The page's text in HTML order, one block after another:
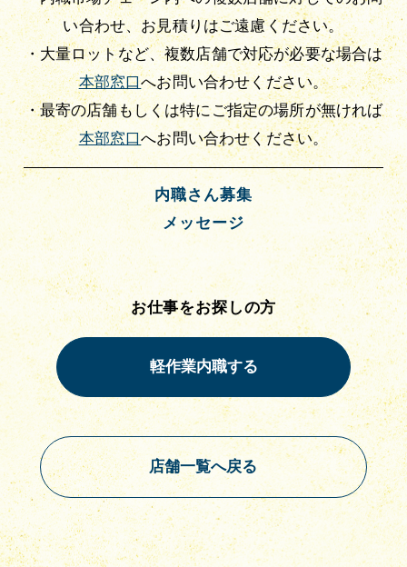
い合わせ、お見積りはご遠慮ください。
・大量ロットなど、複数店舗で対応が必要な場合は
本部窓口へお問い合わせください。
・最寄の店舗もしくは特にご指定の場所が無ければ
本部窓口へお問い合わせください。
内職さん募集
メッセージ
お仕事をお探しの方
店舗一覧へ戻る